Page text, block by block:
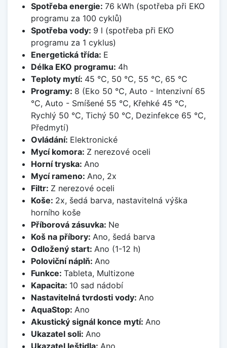
Spotřeba energie: 76 kWh (spotřeba při EKO
programu za 100 cyklů)
Spotřeba vody: 9 l (spotřeba při EKO
programu za 1 cyklus)
Energetická třída: E
Délka EKO programu: 4h
Teploty mytí: 45 °C, 50 °C, 55 °C, 65 °C
Programy: 8 (Eko 50 °C, Auto - Intenzivní 65
°C, Auto - Smíšené 55 °C, Křehké 45 °C,
Rychlý 50 °C, Tichý 50 °C, Dezinfekce 65 °C,
Předmytí)
Ovládání: Elektronické
Mycí komora: Z nerezové oceli
Horní tryska: Ano
Mycí rameno: Ano, 2x
Filtr: Z nerezové oceli
Koše: 2x, šedá barva, nastavitelná výška
horního koše
Příborová zásuvka: Ne
Koš na příbory: Ano, šedá barva
Odložený start: Ano (1-12 h)
Poloviční náplň: Ano
Funkce: Tableta, Multizone
Kapacita: 10 sad nádobí
Nastavitelná tvrdosti vody: Ano
AquaStop: Ano
Akustický signál konce mytí: Ano
Ukazatel soli: Ano